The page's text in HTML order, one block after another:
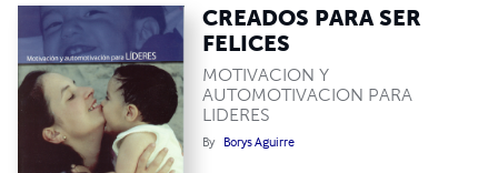
CREADOS PARA SER
FELICES
MOTIVACION Y
AUTOMOTIVACION PARA
LIDERES
By Borys Aguirre